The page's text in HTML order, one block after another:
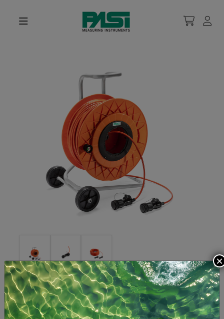
CAVO SISMICO 12
CANALI - 130M
×